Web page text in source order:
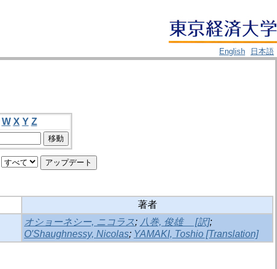
English
日本語
W X Y Z
著者
オショーネシー, ニコラス; 八巻, 俊雄 [訳];
O′Shaughnessy, Nicolas; YAMAKI, Toshio [Translation]